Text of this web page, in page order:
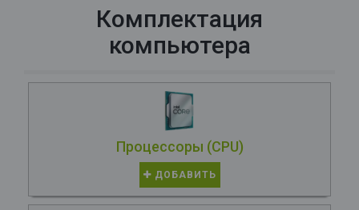
Комплектация
компьютера
Процессоры (CPU)
ДОБАВИТЬ